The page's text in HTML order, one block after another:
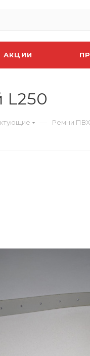
АКЦИИ
L250
— Ремни ПВХ